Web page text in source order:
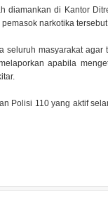
diamankan di Kantor
narkotika
masyarakat
apabila
Polisi 110 yang aktif